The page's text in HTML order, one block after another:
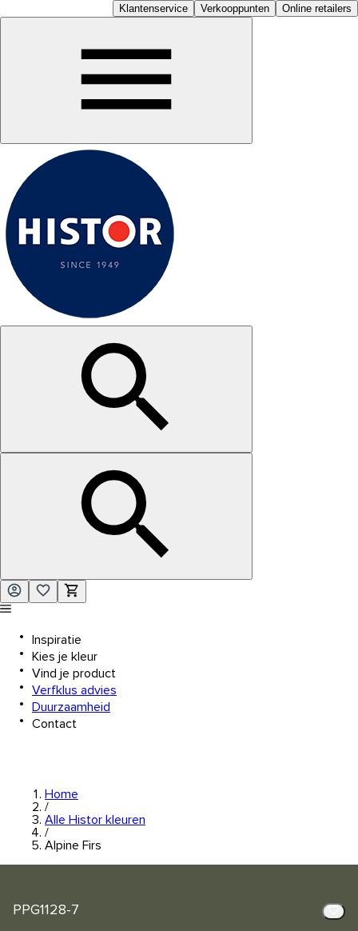
Klantenservice Verkooppunten Online retailers
Inspiratie
Kies je kleur
Vind je product
Verfklus advies
Duurzaamheid
Contact
Home
/
Alle Histor kleuren
/
Alpine Firs
PPG1128-7